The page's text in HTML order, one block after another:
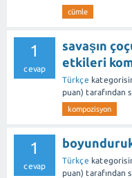
cümle
1
cevap
savaşın
etkileri
Türkçe
puan) tarafından
kompozisyon
1
cevap
Türkçe
puan) tarafından